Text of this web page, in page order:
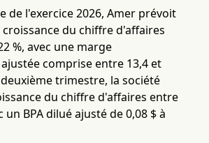
de l'exercice 2026, Amer prévoit
du chiffre d'affaires
%, avec une marge
comprise entre 13,4 et
deuxième trimestre, la société
du chiffre d'affaires entre
un BPA dilué ajusté de 0,08 $ à